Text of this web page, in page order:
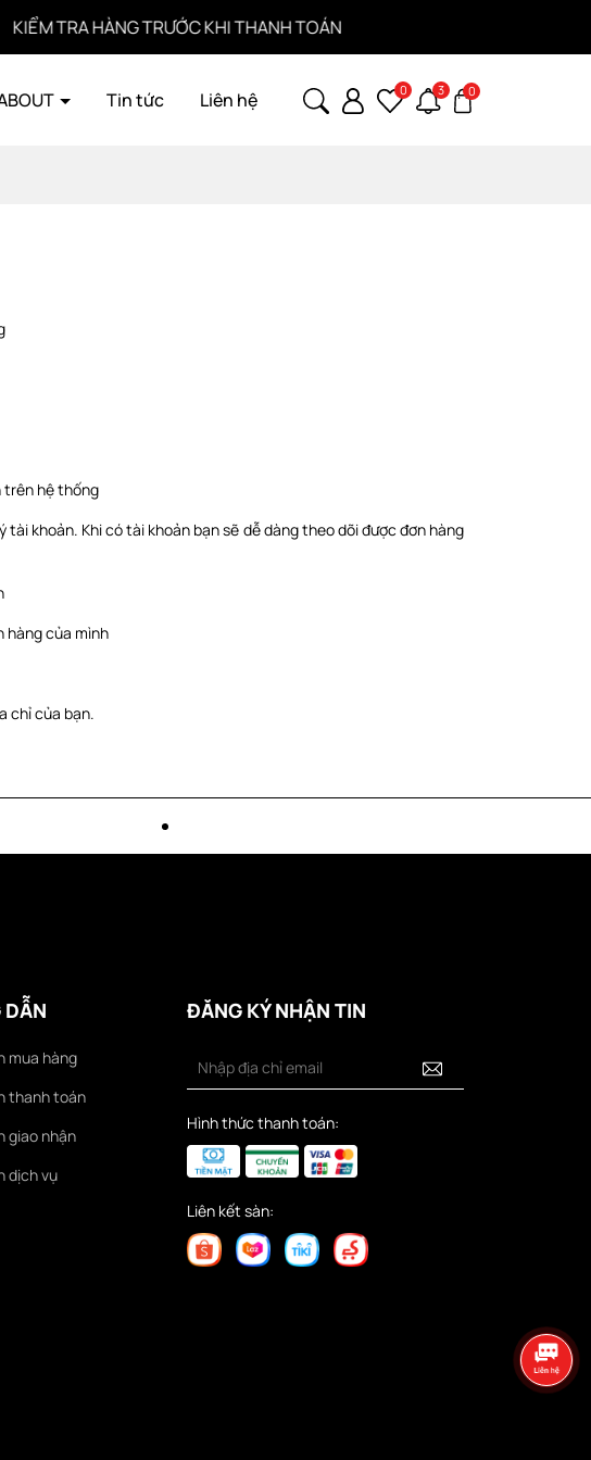
TRA HÀNG TRƯỚC KHI THANH TOÁN
Tin tức Liên hệ 0 3 0
trên hệ thống
khoản. Khi có tài khoản bạn sẽ dễ dàng theo dõi được đơn hàng
hàng của mình
chỉ của bạn.
DẪN
mua hàng
thanh toán
giao nhận
dịch vụ
ĐĂNG KÝ NHẬN TIN
Hình thức thanh toán:
Liên kết sàn: